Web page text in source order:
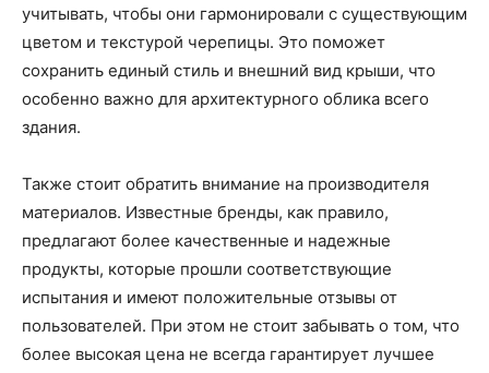
учитывать, чтобы они гармонировали с существующим
цветом и текстурой черепицы. Это поможет
сохранить единый стиль и внешний вид крыши, что
особенно важно для архитектурного облика всего
здания.
Также стоит обратить внимание на производителя
материалов. Известные бренды, как правило,
предлагают более качественные и надежные
продукты, которые прошли соответствующие
испытания и имеют положительные отзывы от
пользователей. При этом не стоит забывать о том, что
более высокая цена не всегда гарантирует лучшее